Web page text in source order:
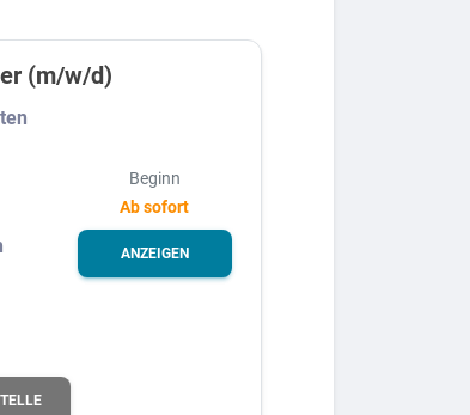
(m/w/d)
Beginn
Ab sofort
ANZEIGEN